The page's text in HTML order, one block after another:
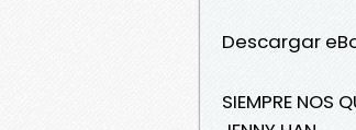
Descargar
SIEMPRE NOS